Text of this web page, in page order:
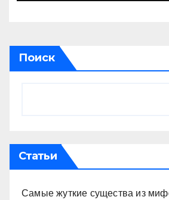
Поиск
Статьи
Самые жуткие существа из